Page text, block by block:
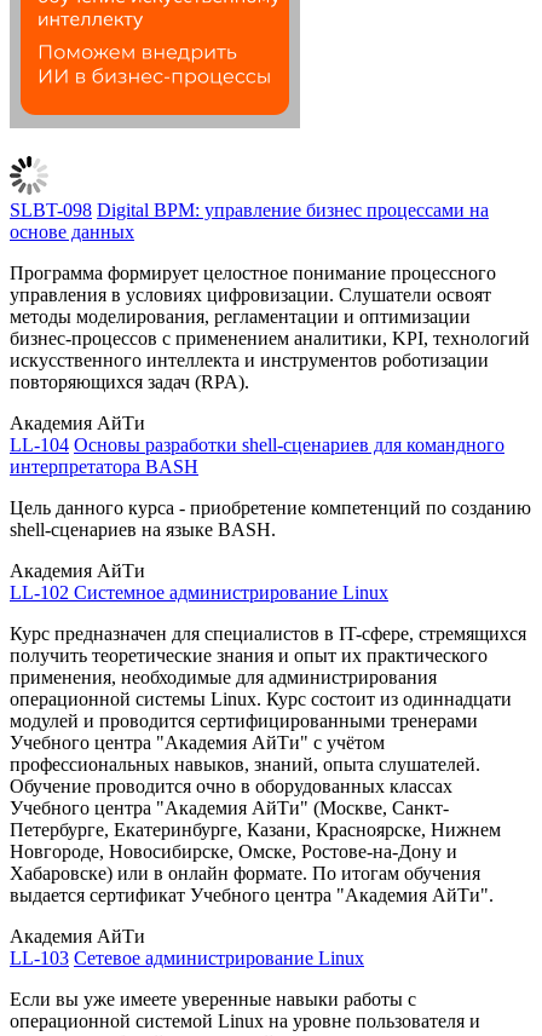
SLBT-098 Digital BPM: управление бизнес процессами на
основе данных
Программа формирует целостное понимание процессного
управления в условиях цифровизации. Слушатели освоят
методы моделирования, регламентации и оптимизации
бизнес-процессов с применением аналитики, KPI, технологий
искусственного интеллекта и инструментов роботизации
повторяющихся задач (RPA).
Академия АйТи
LL-104 Основы разработки shell-сценариев для командного
интерпретатора BASH
Цель данного курса - приобретение компетенций по созданию
shell-сценариев на языке BASH.
Академия АйТи
LL-102 Системное администрирование Linux
Курс предназначен для специалистов в IT-сфере, стремящихся
получить теоретические знания и опыт их практического
применения, необходимые для администрирования
операционной системы Linux. Курс состоит из одиннадцати
модулей и проводится сертифицированными тренерами
Учебного центра "Академия АйТи" с учётом
профессиональных навыков, знаний, опыта слушателей.
Обучение проводится очно в оборудованных классах
Учебного центра "Академия АйТи" (Москве, Санкт-
Петербурге, Екатеринбурге, Казани, Красноярске, Нижнем
Новгороде, Новосибирске, Омске, Ростове-на-Дону и
Хабаровске) или в онлайн формате. По итогам обучения
выдается сертификат Учебного центра "Академия АйТи".
Академия АйТи
LL-103 Сетевое администрирование Linux
Если вы уже имеете уверенные навыки работы с
операционной системой Linux на уровне пользователя и